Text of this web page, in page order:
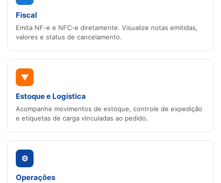
Fiscal
Emita NF-e e NFC-e diretamente. Visualize notas emitidas,
valores e status de cancelamento.
▼
Estoque e Logística
Acompanhe movimentos de estoque, controle de expedição
e etiquetas de carga vinculadas ao pedido.
⚙
Operações